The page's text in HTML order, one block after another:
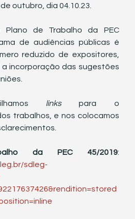
outubro, dia 04.10.23.
de Trabalho da PEC
de audiências públicas é
reduzido de expositores,
incorporação das sugestões
links para o
trabalhos, e nos colocamos
da PEC 45/2019
sdleg-